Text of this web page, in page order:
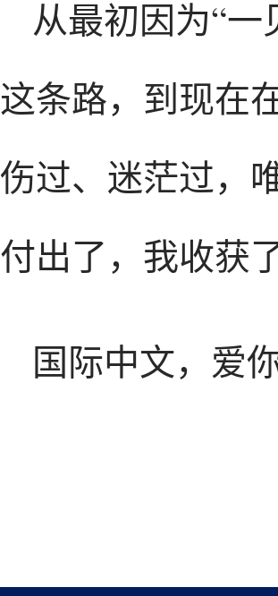
从最初因为“
这条路，到现在
伤过、迷茫过，
付出了，我收获
国际中文，爱